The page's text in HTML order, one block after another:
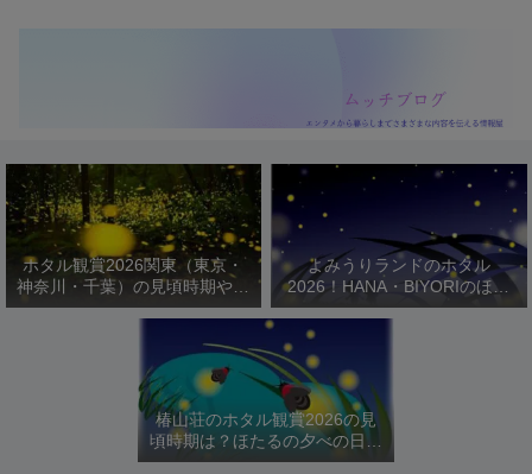
ホタル観賞2026関東（東京・
神奈川・千葉）の見頃時期やお
すすめスポットを紹介！
よみうりランドのホタル
2026！HANA・BIYORIのほた
るびより開催日程や駐車場は？
椿山荘のホタル観賞2026の見
頃時期は？ほたるの夕べの日程
や料金を紹介！